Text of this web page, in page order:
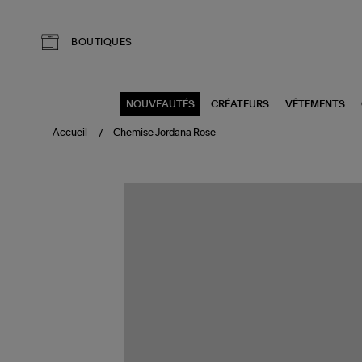
BOUTIQUES
NOUVEAUTÉS CRÉATEURS VÊTEMENTS
Accueil Chemise Jordana Rose